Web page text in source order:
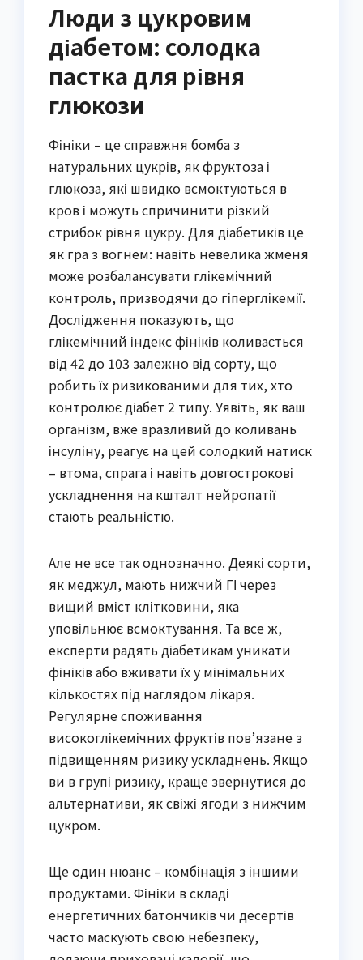
Люди з цукровим
діабетом: солодка
пастка для рівня
глюкози
Фініки – це справжня бомба з
натуральних цукрів, як фруктоза і
глюкоза, які швидко всмоктуються в
кров і можуть спричинити різкий
стрибок рівня цукру. Для діабетиків це
як гра з вогнем: навіть невелика жменя
може розбалансувати глікемічний
контроль, призводячи до гіперглікемії.
Дослідження показують, що
глікемічний індекс фініків коливається
від 42 до 103 залежно від сорту, що
робить їх ризикованими для тих, хто
контролює діабет 2 типу. Уявіть, як ваш
організм, вже вразливий до коливань
інсуліну, реагує на цей солодкий натиск
– втома, спрага і навіть довгострокові
ускладнення на кшталт нейропатії
стають реальністю.
Але не все так однозначно. Деякі сорти,
як меджул, мають нижчий ГІ через
вищий вміст клітковини, яка
уповільнює всмоктування. Та все ж,
експерти радять діабетикам уникати
фініків або вживати їх у мінімальних
кількостях під наглядом лікаря.
Регулярне споживання
високоглікемічних фруктів пов’язане з
підвищенням ризику ускладнень. Якщо
ви в групі ризику, краще звернутися до
альтернативи, як свіжі ягоди з нижчим
цукром.
Ще один нюанс – комбінація з іншими
продуктами. Фініки в складі
енергетичних батончиків чи десертів
часто маскують свою небезпеку,